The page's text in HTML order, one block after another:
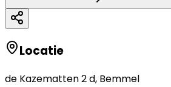
Locatie
de Kazematten 2 d, Bemmel